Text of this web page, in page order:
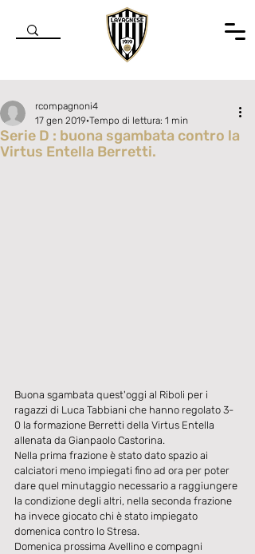
Serie D : buona sgambata contro la
Virtus Entella Berretti.
rcompagnoni4
17 gen 2019 Tempo di lettura: 1 min
Buona sgambata quest'oggi al Riboli per i
ragazzi di Luca Tabbiani che hanno regolato 3-
0 la formazione Berretti della Virtus Entella
allenata da Gianpaolo Castorina.
Nella prima frazione è stato dato spazio ai
calciatori meno impiegati fino ad ora per poter
dare quel minutaggio necessario a raggiungere
la condizione degli altri, nella seconda frazione
ha invece giocato chi è stato impiegato
domenica contro lo Stresa.
Domenica prossima Avellino e compagni